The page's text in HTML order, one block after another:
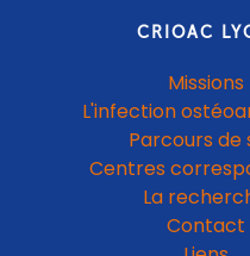
CRIOAC
Missions
L'infection
Parcours de
Centres
La
Contact